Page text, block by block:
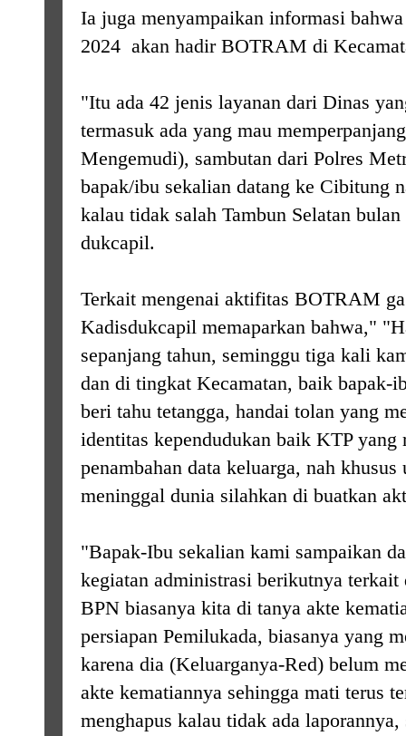
Ia juga menyampaikan informasi
2024 akan hadir BOTRAM di
"Itu ada 42 jenis layanan dari Dinas
termasuk ada yang mau
Mengemudi), sambutan dari Polres
bapak/ibu sekalian datang ke Cibitung
kalau tidak salah Tambun Selatan
dukcapil.
Terkait mengenai aktifitas BOTRAM
Kadisdukcapil memaparkan bahwa,"
sepanjang tahun, seminggu tiga kali
dan di tingkat Kecamatan, baik bapak-
beri tahu tetangga, handai tolan yang
identitas kependudukan baik KTP
penambahan data keluarga, nah
meninggal dunia silahkan di buatkan
"Bapak-Ibu sekalian kami sampaikan
kegiatan administrasi berikutnya
BPN biasanya kita di tanya akte
persiapan Pemilukada, biasanya yang
karena dia (Keluarganya-Red) belum
akte kematiannya sehingga mati terus
menghapus kalau tidak ada